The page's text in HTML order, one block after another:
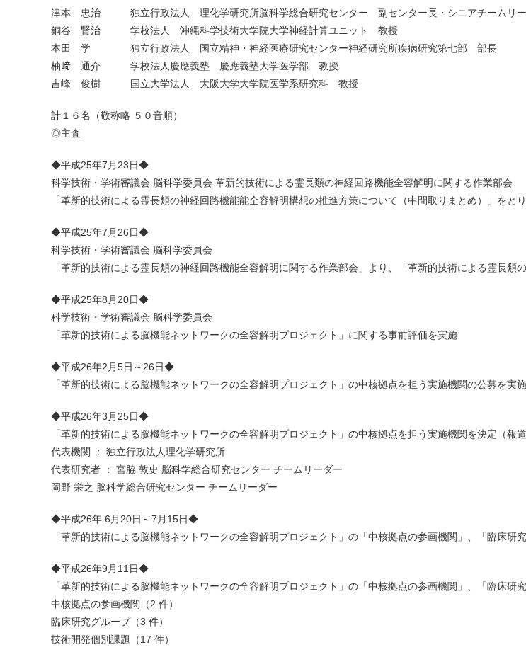
津本 忠治 独立行政法人 理化学研究所脳科学総合研究センター 副センター長・シニアチームリー
銅谷 賢治 学校法人 沖縄科学技術大学院大学神経計算ユニット 教授
本田 学 独立行政法人 国立精神・神経医療研究センター神経研究所疾病研究第七部 部長
柚﨑 通介 学校法人慶應義塾 慶應義塾大学医学部 教授
吉峰 俊樹 国立大学法人 大阪大学大学院医学系研究科 教授
計１６名（敬称略 ５０音順）
◎主査
◆平成25年7月23日◆
科学技術・学術審議会 脳科学委員会 革新的技術による霊長類の神経回路機能全容解明に関する作業部会
「革新的技術による霊長類の神経回路機能能全容解明構想の推進方策について（中間取りまとめ）」をと
◆平成25年7月26日◆
科学技術・学術審議会 脳科学委員会
「革新的技術による霊長類の神経回路機能全容解明に関する作業部会」より、「革新的技術による霊長
◆平成25年8月20日◆
科学技術・学術審議会 脳科学委員会
「革新的技術による脳機能ネットワークの全容解明プロジェクト」に関する事前評価を実施
◆平成26年2月5日～26日◆
「革新的技術による脳機能ネットワークの全容解明プロジェクト」の中核拠点を担う実施機関の公募を実施
◆平成26年3月25日◆
「革新的技術による脳機能ネットワークの全容解明プロジェクト」の中核拠点を担う実施機関を決定（報道
代表機関 ： 独立行政法人理化学研究所
代表研究者 ： 宮脇 敦史 脳科学総合研究センター チームリーダー
岡野 栄之 脳科学総合研究センター チームリーダー
◆平成26年 6月20日～7月15日◆
「革新的技術による脳機能ネットワークの全容解明プロジェクト」の「中核拠点の参画機関」、「臨床
◆平成26年9月11日◆
「革新的技術による脳機能ネットワークの全容解明プロジェクト」の「中核拠点の参画機関」、「臨床研
中核拠点の参画機関（2 件）
臨床研究グループ（3 件）
技術開発個別課題（17 件）